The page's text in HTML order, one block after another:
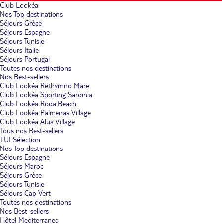
Club Lookéa
Nos Top destinations
Séjours Grèce
Séjours Espagne
Séjours Tunisie
Séjours Italie
Séjours Portugal
Toutes nos destinations
Nos Best-sellers
Club Lookéa Rethymno Mare
Club Lookéa Sporting Sardinia
Club Lookéa Roda Beach
Club Lookéa Palmeiras Village
Club Lookéa Alua Village
Tous nos Best-sellers
TUI Sélection
Nos Top destinations
Séjours Espagne
Séjours Maroc
Séjours Grèce
Séjours Tunisie
Séjours Cap Vert
Toutes nos destinations
Nos Best-sellers
Hôtel Mediterraneo